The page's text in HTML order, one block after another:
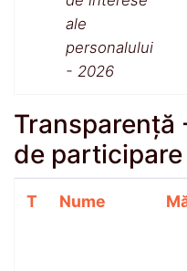
ale
personalului
- 2026
Transparență
de participare
T Nume